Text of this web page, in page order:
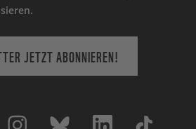
JETZT ABONNIEREN!